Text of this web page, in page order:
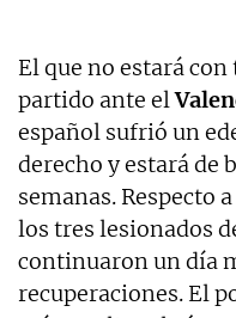
El que no estará
partido ante el
español sufrió un
derecho y estará de
semanas. Respecto a
los tres lesionados
continuaron un día
recuperaciones. El